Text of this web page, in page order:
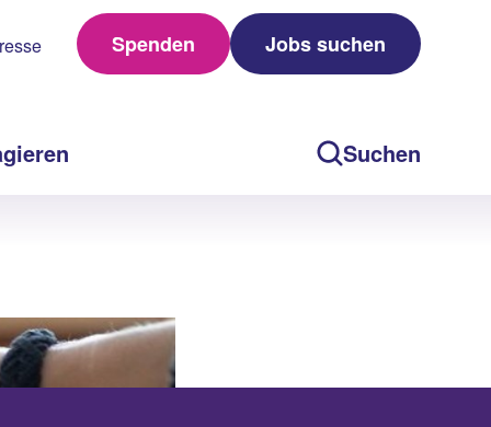
Suchen
Spenden Jobs suchen